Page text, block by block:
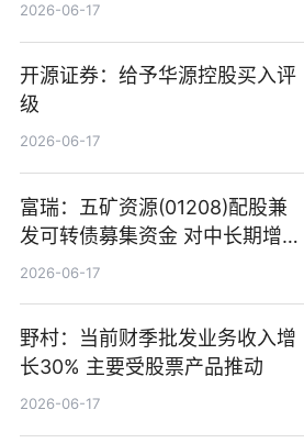
2026-06-17
开源证券：给予华源控股买入评
级
2026-06-17
富瑞：五矿资源(01208)配股兼
发可转债募集资金 对中长期增长
和战略定位正面|当前焦点
2026-06-17
野村：当前财季批发业务收入增
长30% 主要受股票产品推动
2026-06-17